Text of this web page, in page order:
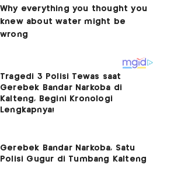
Tragedi 3 Polisi Tewas saat
Gerebek Bandar Narkoba di
Kalteng, Begini Kronologi
Lengkapnya!
Gerebek Bandar Narkoba, Satu
Polisi Gugur di Tumbang Kalteng